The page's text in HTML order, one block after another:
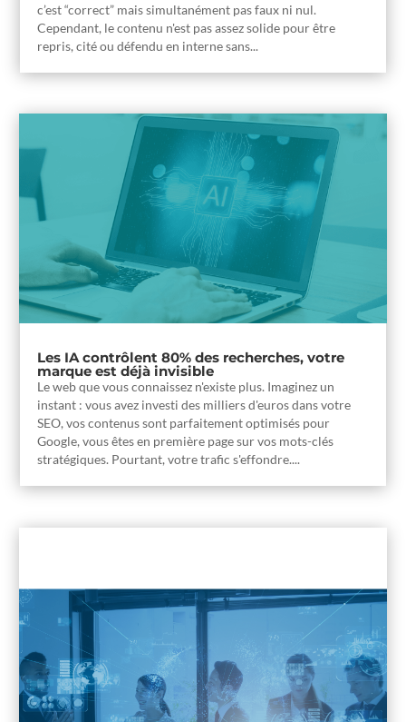
c’est “correct” mais simultanément pas faux ni nul.
Cependant, le contenu n'est pas assez solide pour être
repris, cité ou défendu en interne sans...
Les IA contrôlent 80% des recherches, votre
marque est déjà invisible
Le web que vous connaissez n'existe plus. Imaginez un
instant : vous avez investi des milliers d'euros dans votre
SEO, vos contenus sont parfaitement optimisés pour
Google, vous êtes en première page sur vos mots-clés
stratégiques. Pourtant, votre trafic s'effondre....